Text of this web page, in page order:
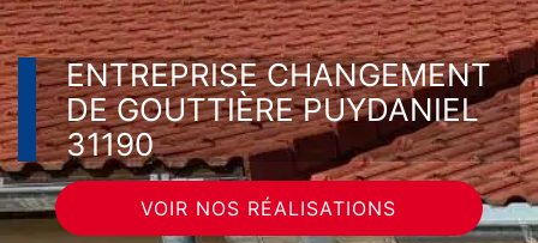
ENTREPRISE CHANGEMENT
DE GOUTTIÈRE PUYDANIEL
31190
VOIR NOS RÉALISATIONS